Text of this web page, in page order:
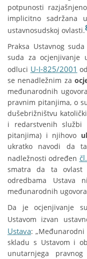
potpunosti
implicitno sadržana
ustavnosudskoj ovlasti.
Praksa Ustavnog
suda za ocjenjivanje
odluci U-I-825/2001
se nenadležnim za
međunarodnih
pravnim pitanjima, o
dušebrižništvu
i redarstvenih službi
pitanjima) i njihovo
ukratko navodi da
nadležnosti određen
smatra da ta ovlast
odredbama Ustava
međunarodnih
Da je ocjenjivanje
Ustavom izvan
Ustava:
skladu s Ustavom i
unutarnjega